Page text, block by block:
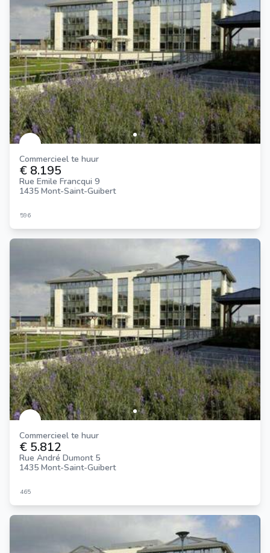
Commercieel te huur
€ 8.195
Rue Emile Francqui 9
1435 Mont-Saint-Guibert
596
Commercieel te huur
€ 5.812
Rue André Dumont 5
1435 Mont-Saint-Guibert
465